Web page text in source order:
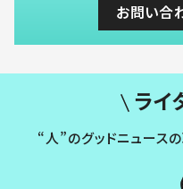
お問い合
ライ
“人”のグッドニュース